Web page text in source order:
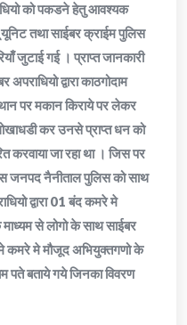
को पकडने हेतु आवश्यक
तथा साईबर क्राईम पुलिस
जुटाई गई । प्राप्त जानकारी
द्वारा काठगोदाम
पर मकान किराये पर लेकर
कर उनसे प्राप्त धन को
करवाया जा रहा था । जिस पर
जनपद नैनीताल पुलिस को साथ
द्वारा 01 बंद कमरे मे
से लोगो के साथ साईबर
कमरे मे मौजूद अभियुक्तगणो के
पते बताये गये जिनका विवरण